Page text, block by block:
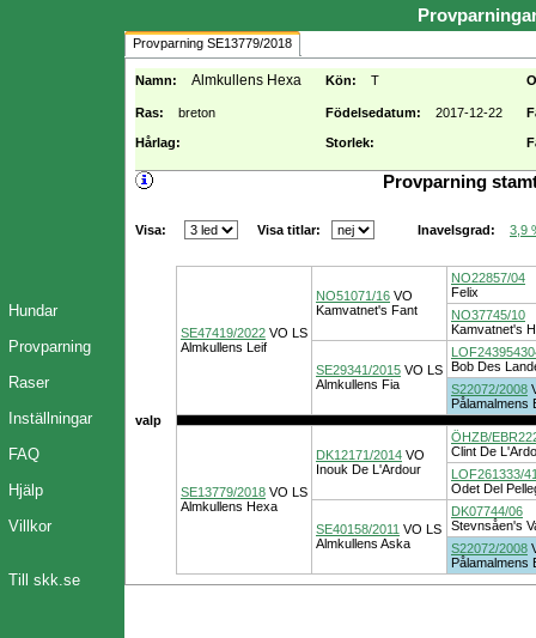
Hundar
Provparning
Raser
Inställningar
FAQ
Hjälp
Villkor
Till skk.se
Provparning SE13779/2018
Namn: Almkullens Hexa Kön: T
Ras: breton Födelsedatum: 2017-12-22
Hårlag: Storlek:
Provparning
Visa: Visa titlar: Inavelsgrad: 3,9
valp
SE47419/2022 VO LS
Almkullens Leif
NO51071/16 VO
Kamvatnet's Fant
NO22857/04
Felix
NO37745/10
Kamvatnet's
SE29341/2015 VO LS
Almkullens Fia
Bob Des
S22072/2008
Pålamalmens
SE13779/2018 VO LS
Almkullens Hexa
DK12171/2014 VO
Inouk De L'Ardour
ÖHZB/
Clint De
LOF261333/
Odet Del
SE40158/2011 VO LS
Almkullens Aska
DK07744/06
Stevnsåen's
S22072/2008
Pålamalmens